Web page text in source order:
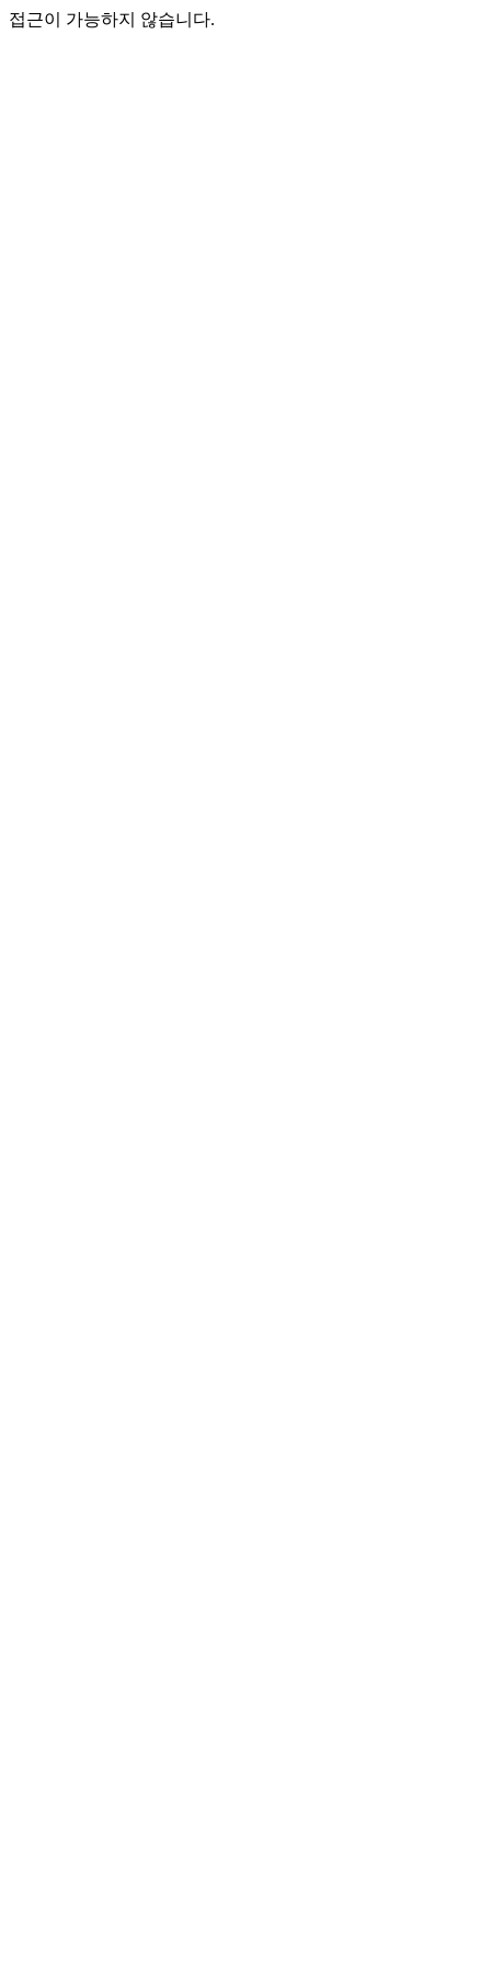
접근이 가능하지 않습니다.